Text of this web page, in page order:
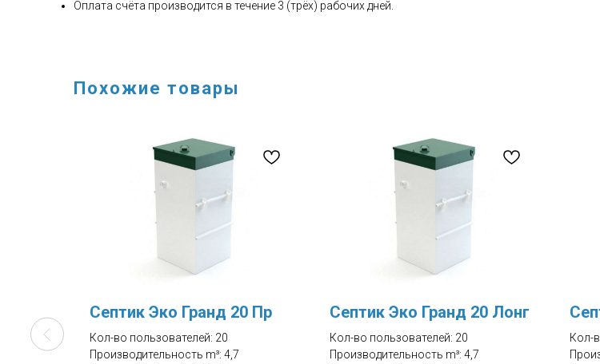
Оплата счёта производится в течение 3 (трёх) рабочих дней.
Похожие товары
Септик Эко Гранд 20 Пр
Кол-во пользователей: 20
Производительность m³: 4,7
Септик Эко Гранд 20 Лонг
Кол-во пользователей: 20
Производительность m³: 4,7
Кол-